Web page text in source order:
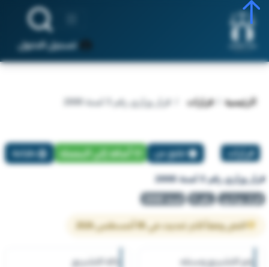
تسجيل الدخول
الرئيسية قرارات قرار وزاري رقم 3 لسنة 2008
قرارات تبليغ عن أضافة إلي المفضلة طباعة
قرار وزاري رقم 3 لسنة 2008
قرار وزاري رقم 3 لسنة 2008
النص وفقاً لآخر تحديث في 05 أغسطس 2026
رقم التشريع وسنته حالة التشريع